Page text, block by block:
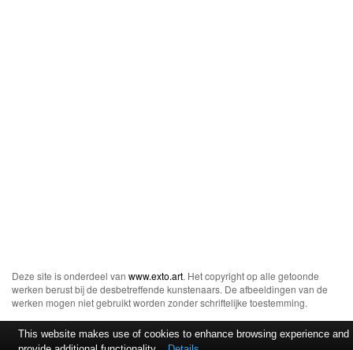
Deze site is onderdeel van www.exto.art. Het copyright op alle getoonde
werken berust bij de desbetreffende kunstenaars. De afbeeldingen van de
werken mogen niet gebruikt worden zonder schriftelijke toestemming.
This website makes use of cookies to enhance browsing experience and